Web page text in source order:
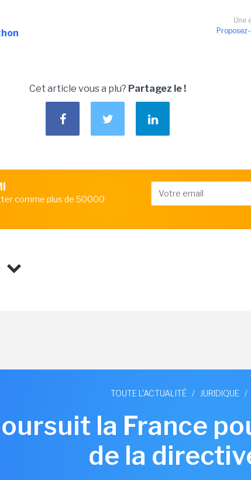
Une
Cet article vous a plu? Partagez le !
comme plus de 50000
TOUTE L'ACTUALITÉ / JURIDIQUE /
la France
de la